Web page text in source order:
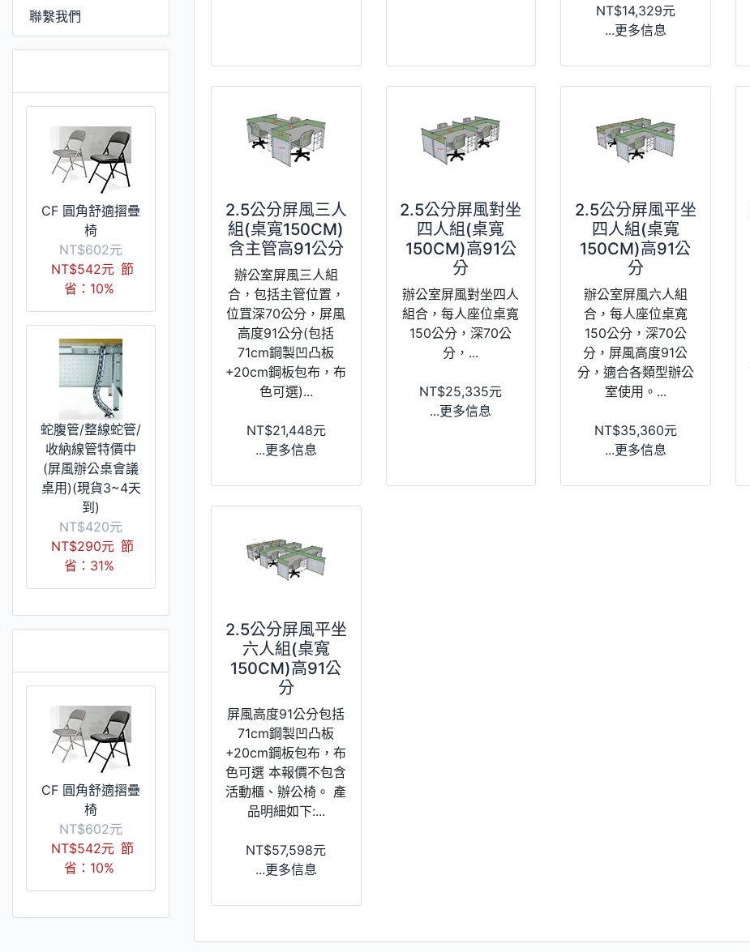
聯繫我們
CF 圓角舒適摺疊
椅
NT$602元
NT$542元 節
省：10%
蛇腹管/整線蛇管/
收納線管特價中
(屏風辦公桌會議
桌用)(現貨3~4天
到)
NT$420元
NT$290元 節
省：31%
CF 圓角舒適摺疊
椅
NT$602元
NT$542元 節
省：10%
NT$14,329元
...更多信息
2.5公分屏風三人
組(桌寬150CM)
含主管高91公分
辦公室屏風三人組
合，包括主管位置，
位罝深70公分，屏風
高度91公分(包括
71cm鋼製凹凸板
+20cm鋼板包布，布
色可選)...
NT$21,448元
...更多信息
2.5公分屏風對坐
四人組(桌寬
150CM)高91公
分
辦公室屏風對坐四人
組合，每人座位桌寬
150公分，深70公
分，...
NT$25,335元
...更多信息
2.5公分屏風平坐
四人組(桌寬
150CM)高91公
分
辦公室屏風六人組
合，每人座位桌寬
150公分，深70公
分，屏風高度91公
分，適合各類型辦公
室使用。...
NT$35,360元
...更多信息
2.5公分屏風平坐
六人組(桌寬
150CM)高91公
分
屏風高度91公分包括
71cm鋼製凹凸板
+20cm鋼板包布，布
色可選 本報價不包含
活動櫃、辦公椅。 產
品明細如下:...
NT$57,598元
...更多信息